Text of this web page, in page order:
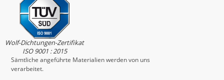
Wolf-Dichtungen-Zertifikat
ISO 9001 : 2015
Sämtliche angeführte Materialien werden von uns
verarbeitet.